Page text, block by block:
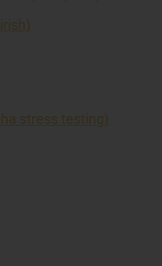
stress testing)